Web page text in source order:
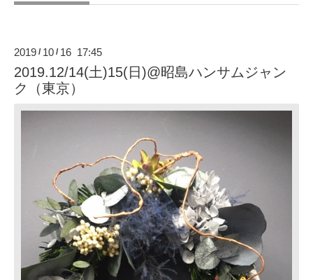
2019 / 10 / 16 17:45
2019.12/14(土)15(日)@昭島ハンサムジャン
ク（東京）